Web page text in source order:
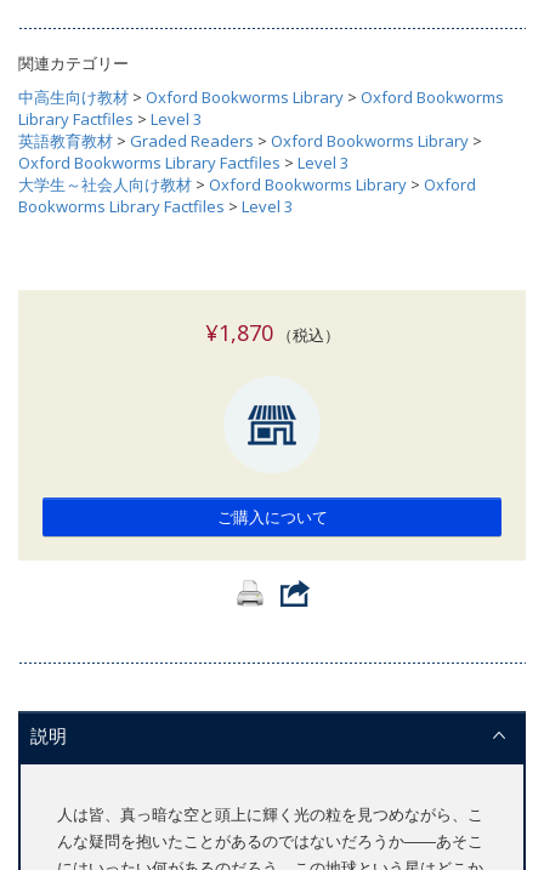
関連カテゴリー
中高生向け教材 > Oxford Bookworms Library > Oxford Bookworms
Library Factfiles > Level 3
英語教育教材 > Graded Readers > Oxford Bookworms Library >
Oxford Bookworms Library Factfiles > Level 3
大学生～社会人向け教材 > Oxford Bookworms Library > Oxford
Bookworms Library Factfiles > Level 3
¥1,870（税込）
ご購入について
説明
人は皆、真っ暗な空と頭上に輝く光の粒を見つめながら、こ
んな疑問を抱いたことがあるのではないだろうか――あそこ